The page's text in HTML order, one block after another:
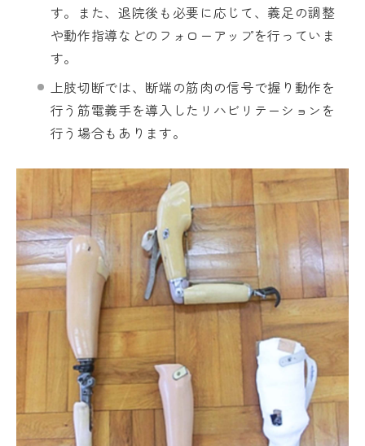
す。また、退院後も必要に応じて、義足の調整
や動作指導などのフォローアップを行っていま
す。
上肢切断では、断端の筋肉の信号で握り動作を
行う筋電義手を導入したリハビリテーションを
行う場合もあります。